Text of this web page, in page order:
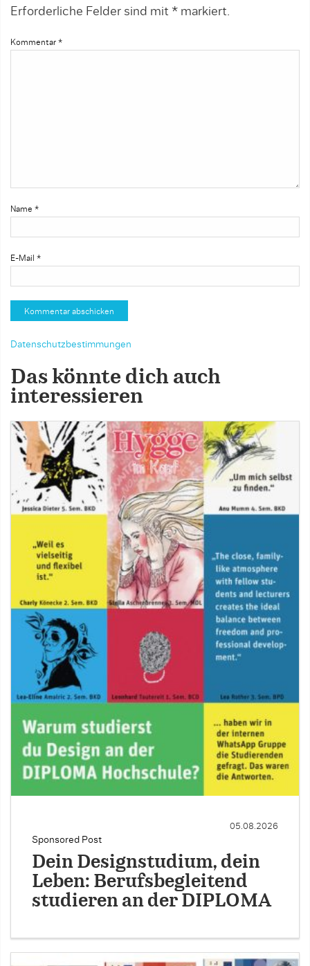
Erforderliche Felder sind mit * markiert.
Kommentar *
Name *
E-Mail *
Datenschutzbestimmungen
Das könnte dich auch
interessieren
Sponsored Post
05.08.2026
Dein Designstudium, dein
Leben: Berufsbegleitend
studieren an der DIPLOMA